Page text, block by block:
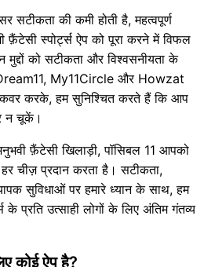
सटीकता की कमी होती है, महत्वपूर्ण
स्पोर्ट्स ऐप को पूरा करने में विफल
मुद्दों को सटीकता और विश्वसनीयता के
My11Circle और Howzat
करके, हम सुनिश्चित करते हैं कि आप
न चूकें।
फ़ैंटेसी खिलाड़ी, पॉसिबल 11 आपको
चीज़ प्रदान करता है। सटीकता,
सुविधाओं पर हमारे ध्यान के साथ, हम
के प्रति उत्साही लोगों के लिए अंतिम गंतव्य
कोई ऐप है?